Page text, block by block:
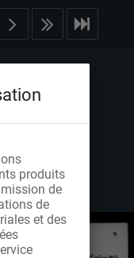
produits
de
de
et des